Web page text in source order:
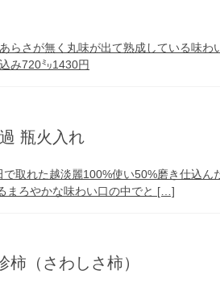
さが無く丸味が出て熟成している味わ
み720㍉1430円
瓶火入れ
取れた越淡麗100%使い50%磨き仕込ん
まろやかな味わい口の中でと […]
（さわしさ柿）